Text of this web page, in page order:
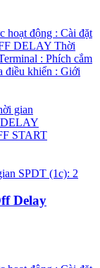
gian
DELAY
START
SPDT (1c): 2
Delay